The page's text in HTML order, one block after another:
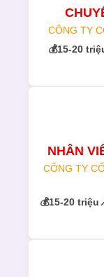
CÔNG TY
💰15-20
NHÂN
CÔNG TY
💰15-20 triệu